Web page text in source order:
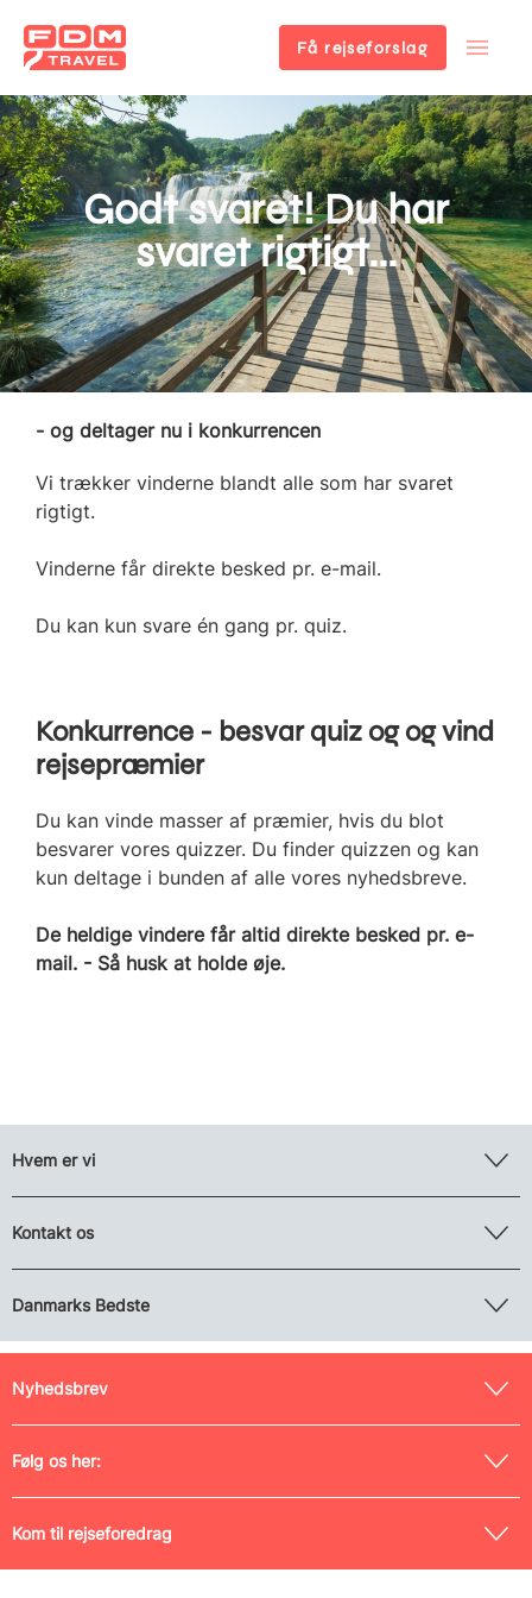
Gå
til
hovedindhold
Få rejseforslag
Godt svaret! Du har
svaret rigtigt...
- og deltager nu i konkurrencen
Vi trækker vinderne blandt alle som har svaret
rigtigt.
Vinderne får direkte besked pr. e-mail.
Du kan kun svare én gang pr. quiz.
Konkurrence - besvar quiz og og vind
rejsepræmier
Du kan vinde masser af præmier, hvis du blot
besvarer vores quizzer. Du finder quizzen og kan
kun deltage i bunden af alle vores nyhedsbreve.
De heldige vindere får altid direkte besked pr. e-
mail. - Så husk at holde øje.
Hvem er vi
Kontakt os
Danmarks Bedste
Nyhedsbrev
Følg os her:
Kom til rejseforedrag